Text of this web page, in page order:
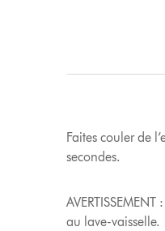
Faites couler de
secondes.
au lave-vaisselle.